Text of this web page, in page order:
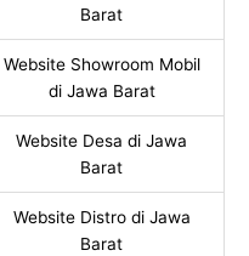
Barat
Website Showroom Mobil
di Jawa Barat
Website Desa di Jawa
Barat
Website Distro di Jawa
Barat